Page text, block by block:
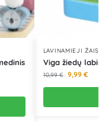
LAVINAMIEJI
Viga žiedų
10,99€ 9,99 €